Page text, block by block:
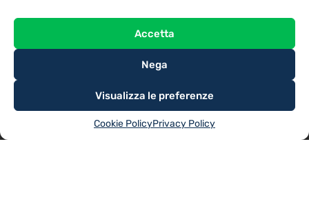
Accetta
Nega
Visualizza le preferenze
Cookie PolicyPrivacy Policy